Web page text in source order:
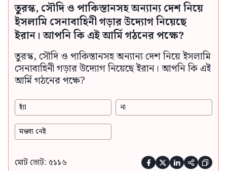
তুরস্ক, সৌদি ও পাকিস্তানসহ অন্যান্য দেশ নিয়ে
ইসলামি সেনাবাহিনী গড়ার উদ্যোগ নিয়েছে
ইরান। আপনি কি এই আর্মি গঠনের পক্ষে?
তুরস্ক, সৌদি ও পাকিস্তানসহ অন্যান্য দেশ নিয়ে ইসলামি
সেনাবাহিনী গড়ার উদ্যোগ নিয়েছে ইরান। আপনি কি এই
আর্মি গঠনের পক্ষে?
হ্যাঁ না
মন্তব্য নেই
মোট ভোট: ৫১১৬     